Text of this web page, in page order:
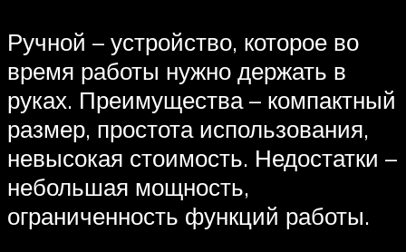
Ручной – устройство, которое во
время работы нужно держать в
руках. Преимущества – компактный
размер, простота использования,
невысокая стоимость. Недостатки –
небольшая мощность,
ограниченность функций работы.